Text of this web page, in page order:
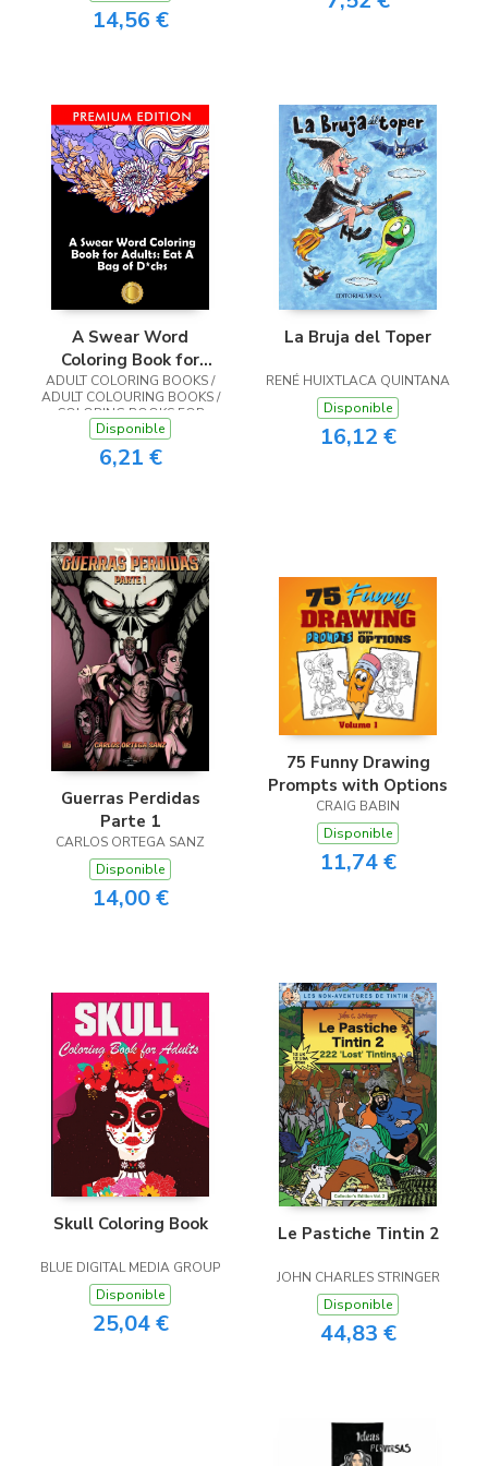
14,56 €
A Swear Word
Coloring Book for
Adults
ADULT COLORING BOOKS /
ADULT COLOURING BOOKS /
COLORING BOOKS FOR
ADULTS
Disponible
6,21 €
La Bruja del Toper
RENÉ HUIXTLACA QUINTANA
Disponible
16,12 €
Guerras Perdidas
Parte 1
CARLOS ORTEGA SANZ
Disponible
14,00 €
75 Funny Drawing
Prompts with Options
CRAIG BABIN
Disponible
11,74 €
Skull Coloring Book
BLUE DIGITAL MEDIA GROUP
Disponible
25,04 €
Le Pastiche Tintin 2
JOHN CHARLES STRINGER
Disponible
44,83 €